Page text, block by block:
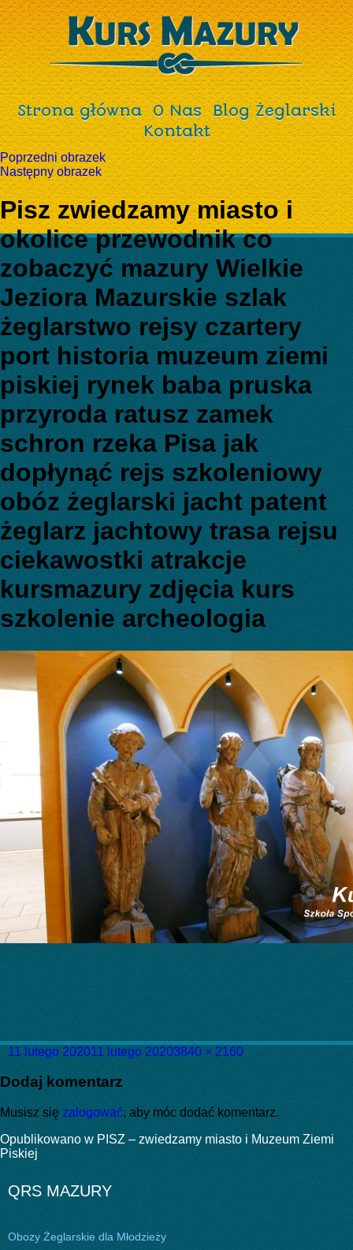
Strona główna O Nas
Blog Żeglarski
Kontakt
Poprzedni obrazek
Następny obrazek
Pisz zwiedzamy miasto i
okolice przewodnik co
zobaczyć mazury Wielkie
Jeziora Mazurskie szlak
żeglarstwo rejsy czartery
port historia muzeum ziemi
piskiej rynek baba pruska
przyroda ratusz zamek
schron rzeka Pisa jak
dopłynąć rejs szkoleniowy
obóz żeglarski jacht patent
żeglarz jachtowy trasa rejsu
ciekawostki atrakcje
kursmazury zdjęcia kurs
szkolenie archeologia
Data
11 lutego 202011 lutego 2020Pełny
3840 × 2160
Dodaj komentarz
Musisz się zalogować, aby móc dodać komentarz.
Nawigacja
wpisu
Opublikowano w PISZ – zwiedzamy miasto i Muzeum Ziemi
Piskiej
QRS MAZURY
Obozy Żeglarskie dla Młodzieży